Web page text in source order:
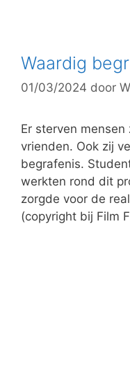
g
o
r
e
ë
n
Waardig
01/03/2024 door
Er sterven
vrienden. Ook zij
begrafenis.
werkten rond dit
zorgde voor de
(copyright bij Film